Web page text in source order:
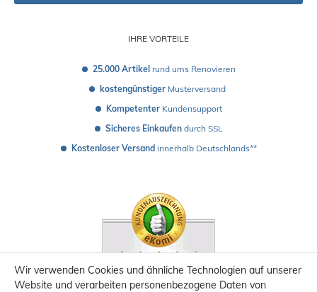
IHRE VORTEILE
25.000 Artikel rund ums Renovieren
kostengünstiger Musterversand
Kompetenter Kundensupport
Sicheres Einkaufen durch SSL
Kostenloser Versand innerhalb Deutschlands**
Wir verwenden Cookies und ähnliche Technologien auf unserer
Website und verarbeiten personenbezogene Daten von